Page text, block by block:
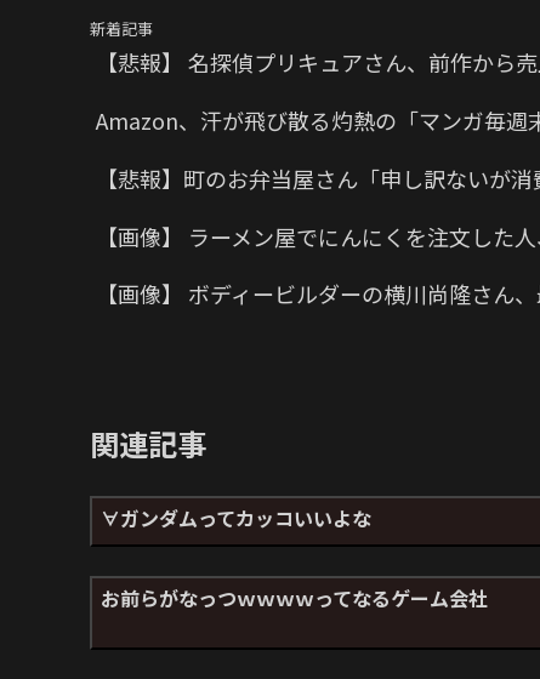
新着記事
【悲報】 名探偵プリキュアさん、前作から
Amazon、汗が飛び散る灼熱の「マンガ毎週
【悲報】町のお弁当屋さん「申し訳ないが
【画像】 ラーメン屋でにんにくを注文した
【画像】 ボディービルダーの横川尚隆さん
関連記事
∀ガンダムってカッコいいよな
お前らがなっつｗｗｗｗってなるゲーム会社